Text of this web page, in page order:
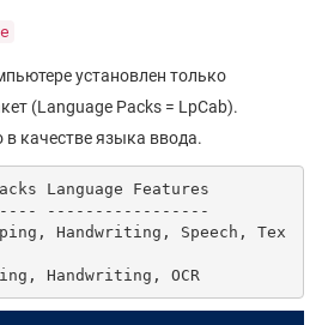
установлен только
(Language Packs = LpCab).
в качестве языка ввода.
Language Features
-----------------
Handwriting, Speech, Tex
Handwriting, OCR